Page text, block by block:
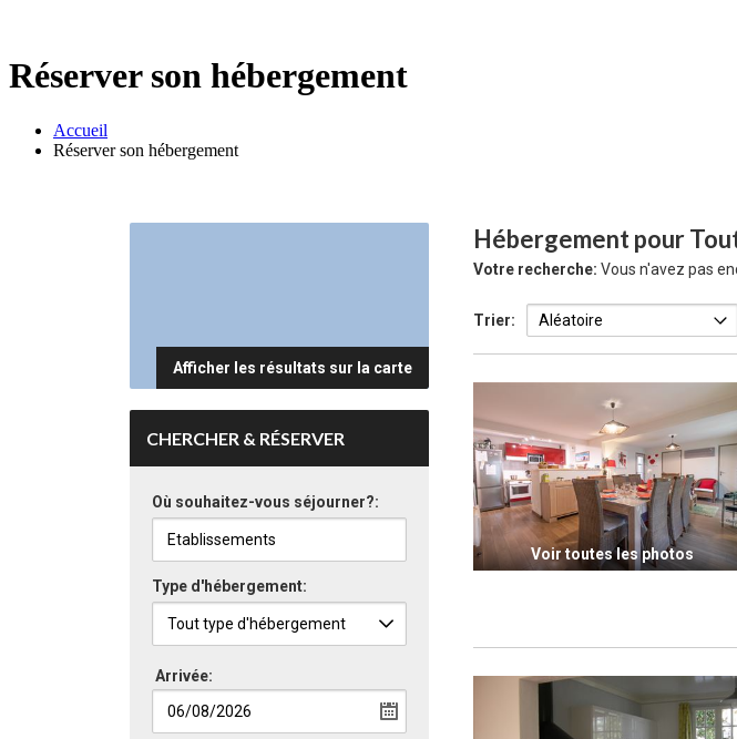
Réserver son hébergement
Accueil
Réserver son hébergement
Hébergement pour
Votre recherche: Vous n'avez pas
Trier:
Voir toutes les photos
Afficher les résultats sur la carte
CHERCHER & RÉSERVER
Où souhaitez-vous séjourner?:
Type d'hébergement:
Arrivée: